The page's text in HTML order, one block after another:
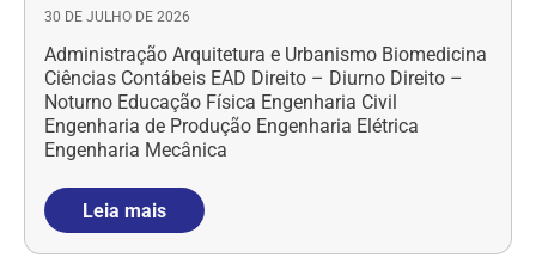
30 DE JULHO DE 2026
Administração Arquitetura e Urbanismo Biomedicina
Ciências Contábeis EAD Direito – Diurno Direito –
Noturno Educação Física Engenharia Civil
Engenharia de Produção Engenharia Elétrica
Engenharia Mecânica
Leia mais